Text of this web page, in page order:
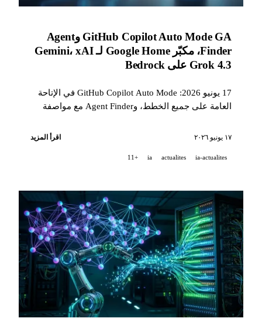
GitHub Copilot Auto Mode GA وAgent
Finder، مكبّر Google Home لـ Gemini، xAI
Grok 4.3 على Bedrock
17 يونيو 2026: GitHub Copilot Auto Mode في الإتاحة
العامة على جميع الخطط، وAgent Finder مع مواصفة
١٧ يونيو ٢٠٢٦ اقرأ المزيد
ia-actualites
actualites
ia
+11